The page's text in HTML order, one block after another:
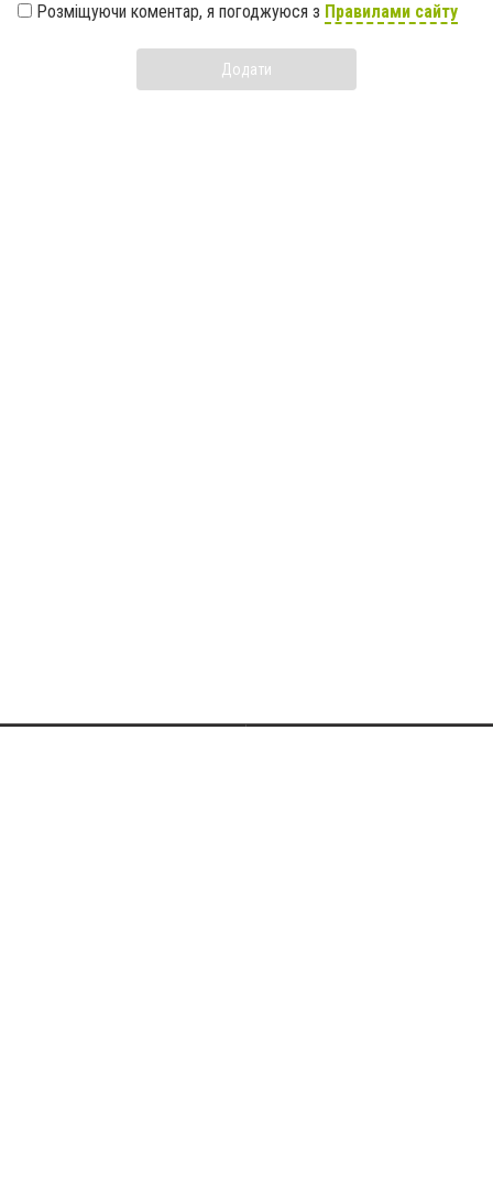
Розміщуючи коментар, я погоджуюся з Правилами сайту
Додати